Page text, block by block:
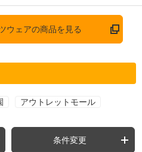
ウェアの商品を見る
アウトレットモール
条件変更